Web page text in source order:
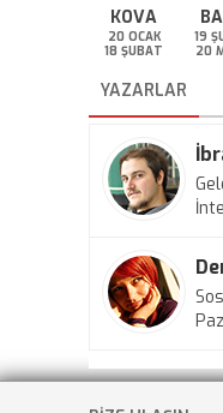
KOVA
20 OCAK
18 ŞUBAT
19
20
YAZARLAR